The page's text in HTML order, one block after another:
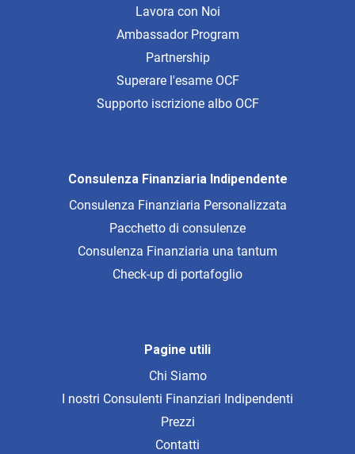
Pagine utili
Chi Siamo
I nostri Consulenti Finanziari Indipendenti
Prezzi
Contatti
Consulenza Finanziaria Indipendente
Consulenza Finanziaria Personalizzata
Pacchetto di consulenze
Consulenza Finanziaria una tantum
Check-up di portafoglio
Lavora con Noi
Ambassador Program
Partnership
Superare l'esame OCF
Supporto iscrizione albo OCF